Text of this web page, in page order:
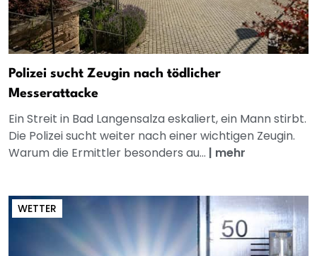
Polizei sucht Zeugin nach tödlicher
Messerattacke
Ein Streit in Bad Langensalza eskaliert, ein Mann stirbt.
Die Polizei sucht weiter nach einer wichtigen Zeugin.
Warum die Ermittler besonders au... | mehr
WETTER